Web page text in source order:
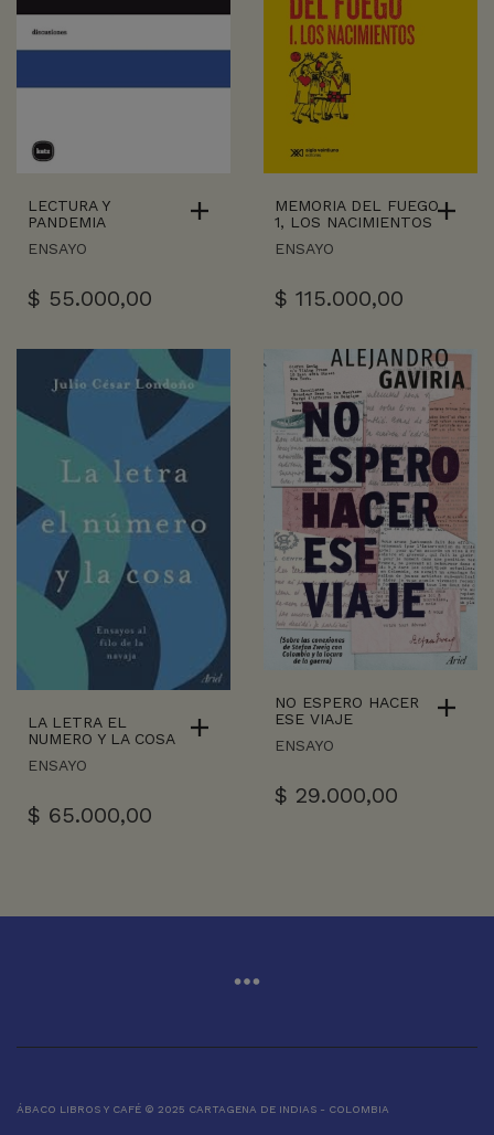
LECTURA Y
PANDEMIA
ENSAYO
$ 55.000,00
MEMORIA DEL FUEGO
1, LOS NACIMIENTOS
ENSAYO
$ 115.000,00
LA LETRA EL
NUMERO Y LA COSA
ENSAYO
$ 65.000,00
NO ESPERO HACER
ESE VIAJE
ENSAYO
$ 29.000,00
ÁBACO LIBROS Y CAFÉ © 2025 CARTAGENA DE INDIAS - COLOMBIA